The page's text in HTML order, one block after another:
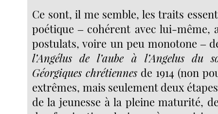
Ce sont, il me semble, les traits
poétique ‒ cohérent avec lui-même,
postulats, voire un peu monotone ‒
l’Angélus de l’aube à l’Angelus du
Géorgiques chrétiennes de 1914 (non
extrêmes, mais seulement deux
de la jeunesse à la pleine maturité,